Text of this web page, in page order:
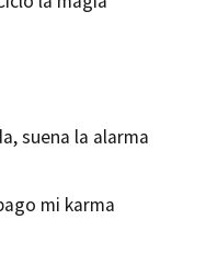
suena la alarma
mi karma